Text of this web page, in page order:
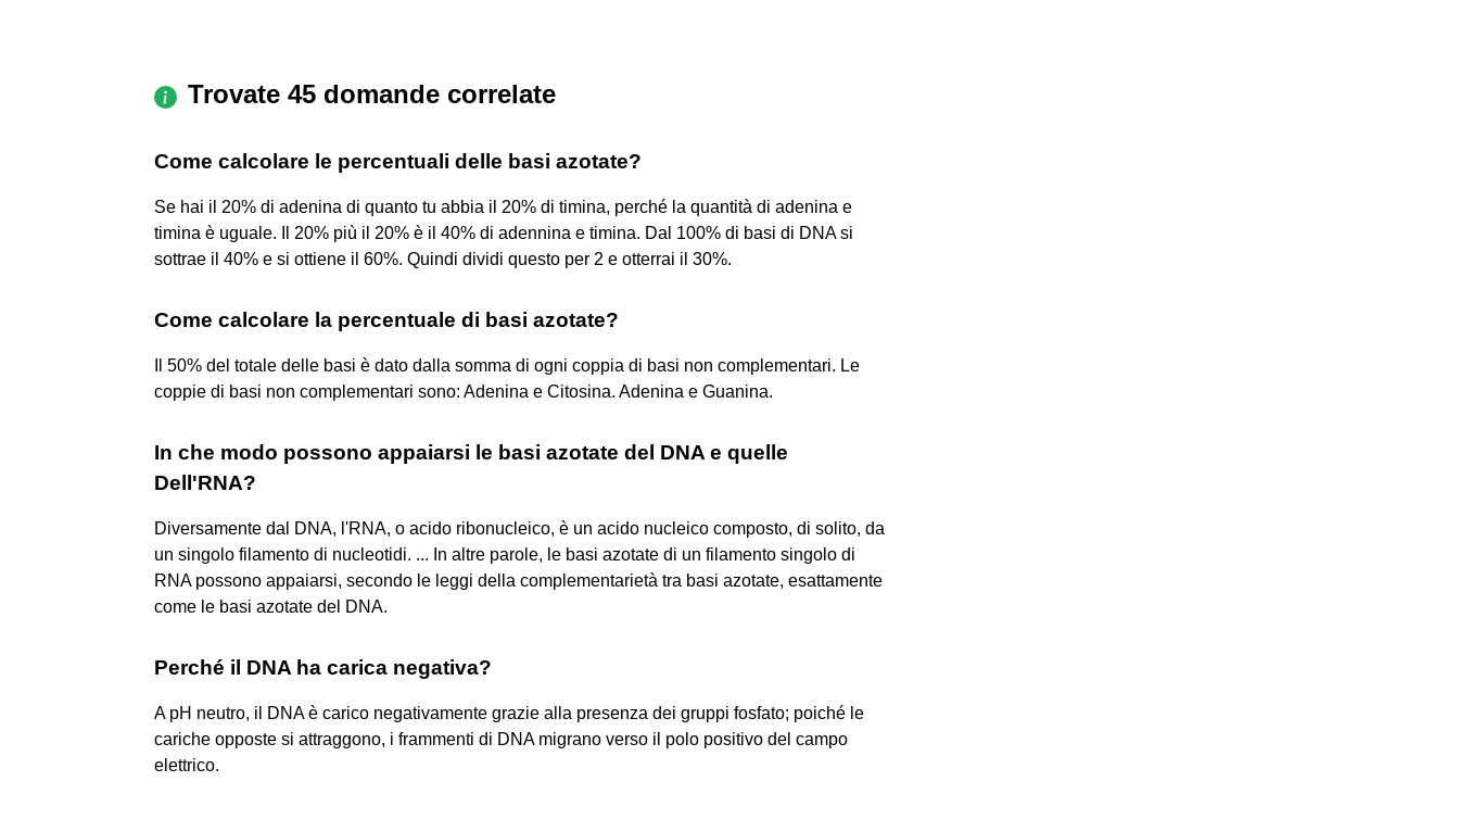
Trovate 45 domande correlate
Come calcolare le percentuali delle basi azotate?
Se hai il 20% di adenina di quanto tu abbia il 20% di timina, perché la quantità di adenina e
timina è uguale. Il 20% più il 20% è il 40% di adennina e timina. Dal 100% di basi di DNA si
sottrae il 40% e si ottiene il 60%. Quindi dividi questo per 2 e otterrai il 30%.
Come calcolare la percentuale di basi azotate?
Il 50% del totale delle basi è dato dalla somma di ogni coppia di basi non complementari. Le
coppie di basi non complementari sono: Adenina e Citosina. Adenina e Guanina.
In che modo possono appaiarsi le basi azotate del DNA e quelle
Dell'RNA?
Diversamente dal DNA, l'RNA, o acido ribonucleico, è un acido nucleico composto, di solito, da
un singolo filamento di nucleotidi. ... In altre parole, le basi azotate di un filamento singolo di
RNA possono appaiarsi, secondo le leggi della complementarietà tra basi azotate, esattamente
come le basi azotate del DNA.
Perché il DNA ha carica negativa?
A pH neutro, il DNA è carico negativamente grazie alla presenza dei gruppi fosfato; poiché le
cariche opposte si attraggono, i frammenti di DNA migrano verso il polo positivo del campo
elettrico.